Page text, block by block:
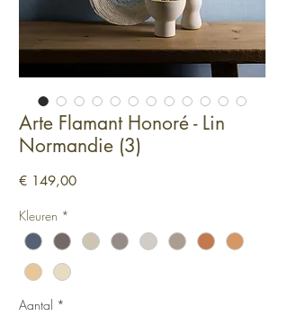
Arte Flamant Honoré - Lin
Normandie (3)
€ 149,00Prijs
Kleuren *
Aantal *